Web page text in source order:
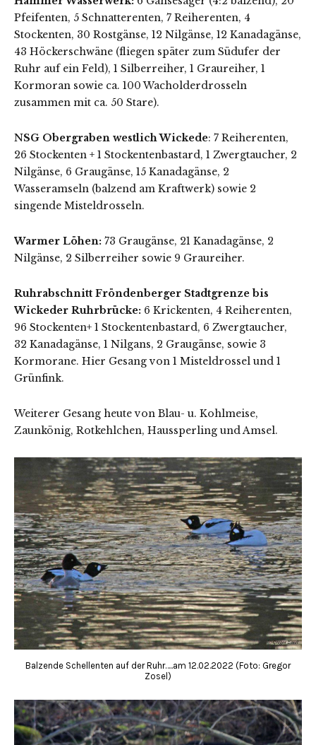
Pfeifenten, 5 Schnatterenten, 7 Reiherenten, 4
Stockenten, 30 Rostgänse, 12 Nilgänse, 12 Kanadagänse,
43 Höckerschwäne (fliegen später zum Südufer der
Ruhr auf ein Feld), 1 Silberreiher, 1 Graureiher, 1
Kormoran sowie ca. 100 Wacholderdrosseln
zusammen mit ca. 50 Stare).
NSG Obergraben westlich Wickede: 7 Reiherenten,
26 Stockenten + 1 Stockentenbastard, 1 Zwergtaucher, 2
Nilgänse, 6 Graugänse, 15 Kanadagänse, 2
Wasseramseln (balzend am Kraftwerk) sowie 2
singende Misteldrosseln.
Warmer Löhen: 73 Graugänse, 21 Kanadagänse, 2
Nilgänse, 2 Silberreiher sowie 9 Graureiher.
Ruhrabschnitt Fröndenberger Stadtgrenze bis
Wickeder Ruhrbrücke: 6 Krickenten, 4 Reiherenten,
96 Stockenten+ 1 Stockentenbastard, 6 Zwergtaucher,
32 Kanadagänse, 1 Nilgans, 2 Graugänse, sowie 3
Kormorane. Hier Gesang von 1 Misteldrossel und 1
Grünfink.
Weiterer Gesang heute von Blau- u. Kohlmeise,
Zaunkönig, Rotkehlchen, Haussperling und Amsel.
Balzende Schellenten auf der Ruhr…..am 12.02.2022 (Foto: Gregor
Zosel)